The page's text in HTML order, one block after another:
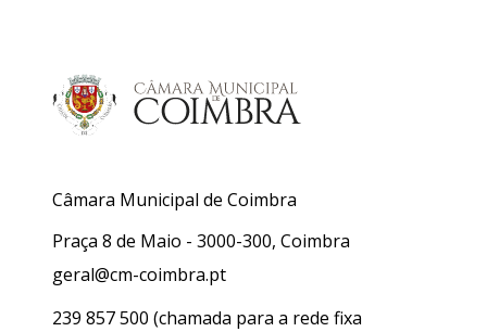
Câmara Municipal de Coimbra
Praça 8 de Maio - 3000-300, Coimbra
geral@cm-coimbra.pt
239 857 500 (chamada para a rede fixa